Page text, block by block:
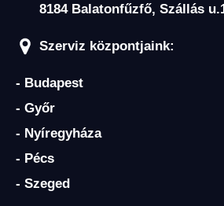
8184 Balatonfűzfő, Szállás
Szerviz központjaink:
- Budapest
- Győr
- Nyíregyháza
- Pécs
- Szeged